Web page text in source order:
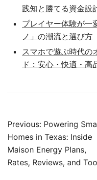
践知と勝てる資金設
プレイヤー体験が一
ノ」の潮流と選び方
スマホで遊ぶ時代の
ド：安心・快適・高
Post
navigation
Previous: Powering
Homes in Texas: Inside
Maison Energy Plans,
Rates, Reviews, and